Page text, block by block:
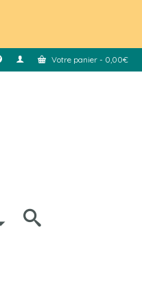
Votre panier - 0,00€